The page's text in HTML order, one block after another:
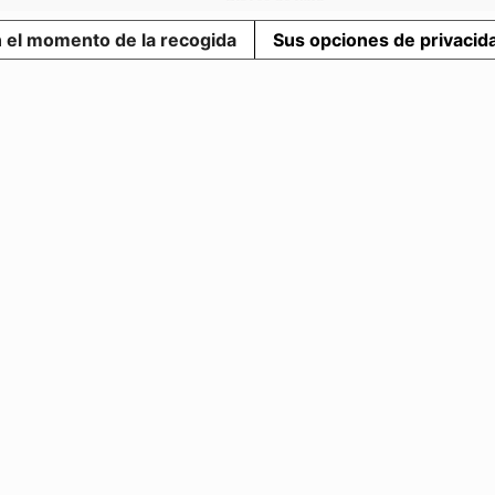
el momento de la recogida Sus opciones de